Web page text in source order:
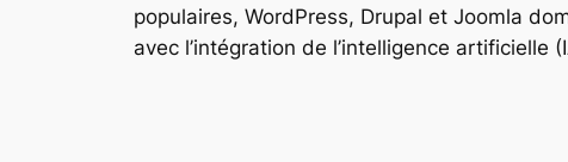
populaires, WordPress, Drupal et Joomla
avec l’intégration de l’intelligence